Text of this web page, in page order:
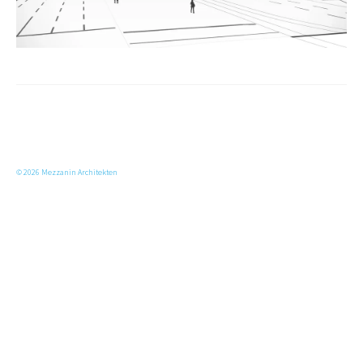
© 2026 Mezzanin Architekten